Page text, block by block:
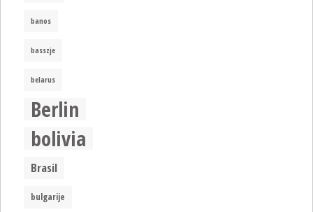
banos
basszje
belarus
Berlin
bolivia
Brasil
bulgarije